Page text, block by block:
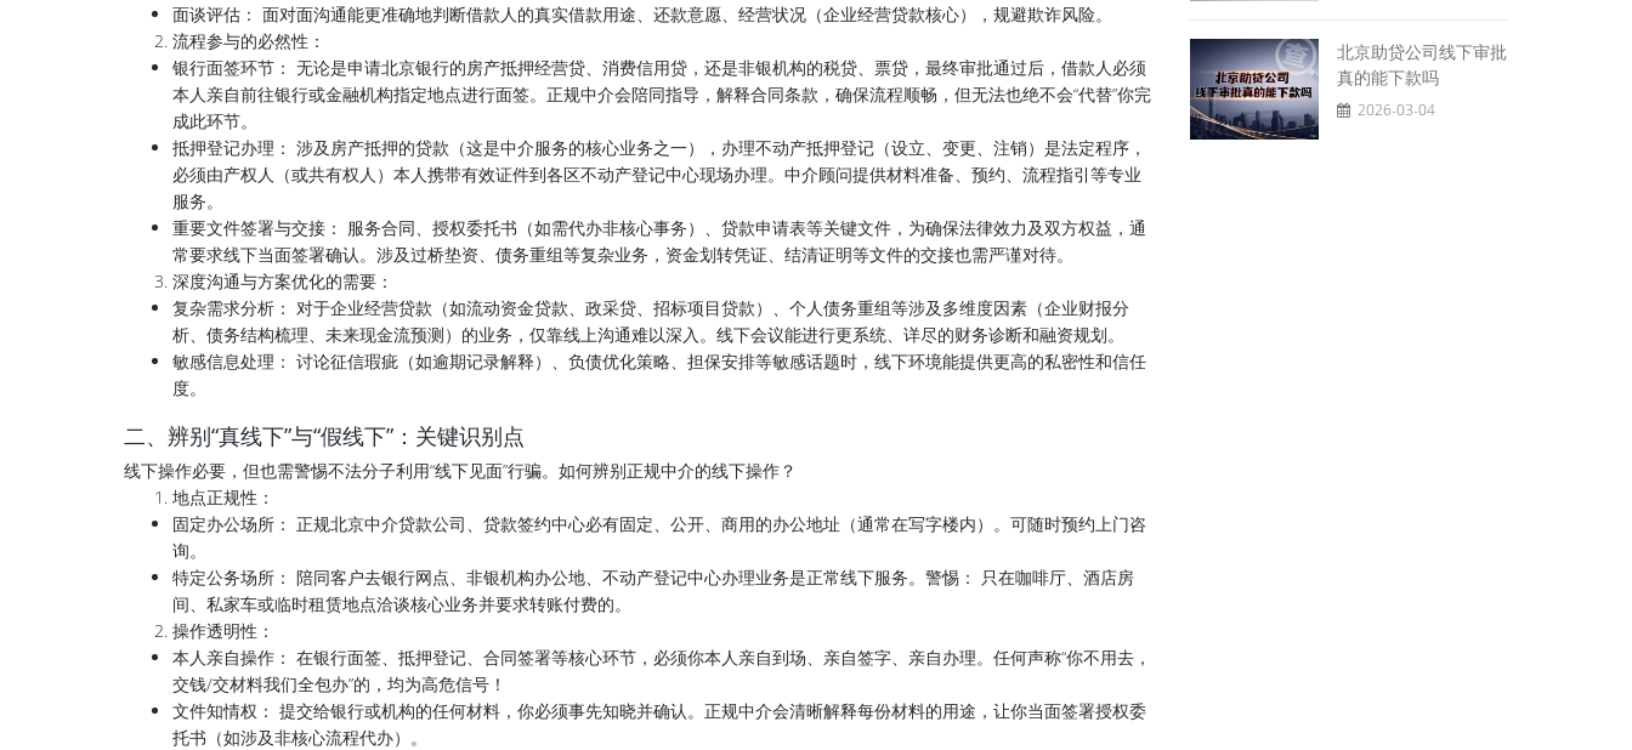
面谈评估： 面对面沟通能更准确地判断借款人的真实借款用途、还款意愿、经营状况（企业经营贷款核心），规避欺诈风险。
流程参与的必然性：
银行面签环节： 无论是申请北京银行的房产抵押经营贷、消费信用贷，还是非银机构的税贷、票贷，最终审批通过后，借款人必须
本人亲自前往银行或金融机构指定地点进行面签。正规中介会陪同指导，解释合同条款，确保流程顺畅，但无法也绝不会“代替”你完
成此环节。
抵押登记办理： 涉及房产抵押的贷款（这是中介服务的核心业务之一），办理不动产抵押登记（设立、变更、注销）是法定程序，
必须由产权人（或共有权人）本人携带有效证件到各区不动产登记中心现场办理。中介顾问提供材料准备、预约、流程指引等专业
服务。
重要文件签署与交接： 服务合同、授权委托书（如需代办非核心事务）、贷款申请表等关键文件，为确保法律效力及双方权益，通
常要求线下当面签署确认。涉及过桥垫资、债务重组等复杂业务，资金划转凭证、结清证明等文件的交接也需严谨对待。
深度沟通与方案优化的需要：
复杂需求分析： 对于企业经营贷款（如流动资金贷款、政采贷、招标项目贷款）、个人债务重组等涉及多维度因素（企业财报分
析、债务结构梳理、未来现金流预测）的业务，仅靠线上沟通难以深入。线下会议能进行更系统、详尽的财务诊断和融资规划。
敏感信息处理： 讨论征信瑕疵（如逾期记录解释）、负债优化策略、担保安排等敏感话题时，线下环境能提供更高的私密性和信任
度。
二、辨别“真线下”与“假线下”：关键识别点
线下操作必要，但也需警惕不法分子利用“线下见面”行骗。如何辨别正规中介的线下操作？
地点正规性：
固定办公场所： 正规北京中介贷款公司、贷款签约中心必有固定、公开、商用的办公地址（通常在写字楼内）。可随时预约上门咨
询。
特定公务场所： 陪同客户去银行网点、非银机构办公地、不动产登记中心办理业务是正常线下服务。警惕： 只在咖啡厅、酒店房
间、私家车或临时租赁地点洽谈核心业务并要求转账付费的。
操作透明性：
本人亲自操作： 在银行面签、抵押登记、合同签署等核心环节，必须你本人亲自到场、亲自签字、亲自办理。任何声称“你不用去，
交钱/交材料我们全包办”的，均为高危信号！
文件知情权： 提交给银行或机构的任何材料，你必须事先知晓并确认。正规中介会清晰解释每份材料的用途，让你当面签署授权委
托书（如涉及非核心流程代办）。
北京助贷公司线下审批
真的能下款吗
2026-03-04